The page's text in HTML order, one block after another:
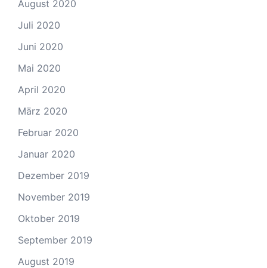
August 2020
Juli 2020
Juni 2020
Mai 2020
April 2020
März 2020
Februar 2020
Januar 2020
Dezember 2019
November 2019
Oktober 2019
September 2019
August 2019